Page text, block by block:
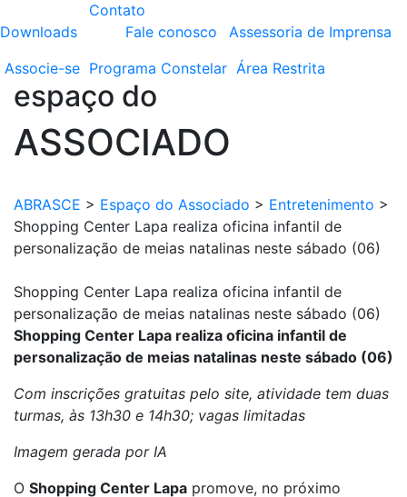
Downloads
Contato
Fale conosco
Assessoria de Imprensa
Associe-se Programa Constelar Área Restrita
espaço do
ASSOCIADO
ABRASCE > Espaço do Associado > Entretenimento >
Shopping Center Lapa realiza oficina infantil de
personalização de meias natalinas neste sábado (06)
Shopping Center Lapa realiza oficina infantil de
personalização de meias natalinas neste sábado (06)
Shopping Center Lapa realiza oficina infantil de
personalização de meias natalinas neste sábado (06)
Com inscrições gratuitas pelo site, atividade tem duas
turmas, às 13h30 e 14h30; vagas limitadas
Imagem gerada por IA
O Shopping Center Lapa promove, no próximo